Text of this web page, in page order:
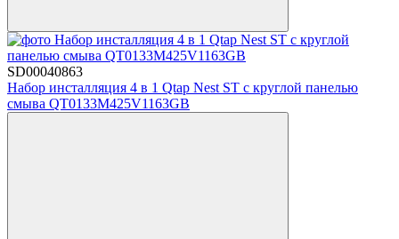
SD00040863
Набор инсталляция 4 в 1 Qtap Nest ST с круглой панелью
смыва QT0133M425V1163GB